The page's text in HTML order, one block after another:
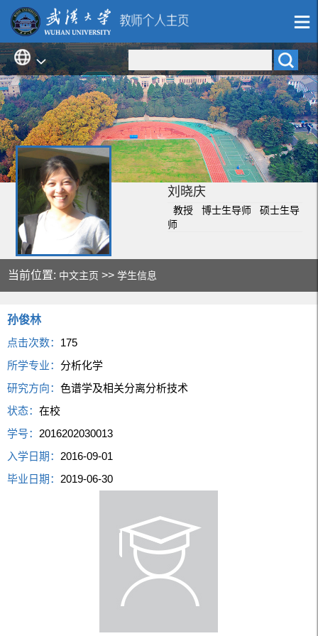
刘晓庆
教授 博士生导师 硕士生导
师
当前位置: 中文主页 >>学生信息
孙俊林
点击次数： 175
所学专业：分析化学
研究方向：色谱学及相关分离分析技术
状态：在校
学号： 2016202030013
入学日期： 2016-09-01
毕业日期： 2019-06-30